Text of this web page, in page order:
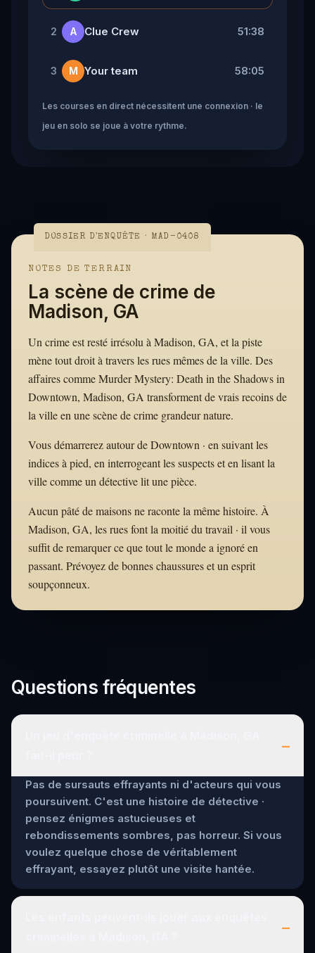
2 A Clue Crew 51:38
3 M Your team 58:05
Les courses en direct nécessitent une connexion · le
jeu en solo se joue à votre rythme.
DOSSIER D'ENQUÊTE · MAD-0408
NOTES DE TERRAIN
La scène de crime de
Madison, GA
Un crime est resté irrésolu à Madison, GA, et la piste
mène tout droit à travers les rues mêmes de la ville. Des
affaires comme Murder Mystery: Death in the Shadows in
Downtown, Madison, GA transforment de vrais recoins de
la ville en une scène de crime grandeur nature.
Vous démarrerez autour de Downtown · en suivant les
indices à pied, en interrogeant les suspects et en lisant la
ville comme un détective lit une pièce.
Aucun pâté de maisons ne raconte la même histoire. À
Madison, GA, les rues font la moitié du travail · il vous
suffit de remarquer ce que tout le monde a ignoré en
passant. Prévoyez de bonnes chaussures et un esprit
soupçonneux.
Questions fréquentes
–
Pas de sursauts effrayants ni d'acteurs qui vous
poursuivent. C'est une histoire de détective ·
pensez énigmes astucieuses et
rebondissements sombres, pas horreur. Si vous
voulez quelque chose de véritablement
effrayant, essayez plutôt une visite hantée.
–